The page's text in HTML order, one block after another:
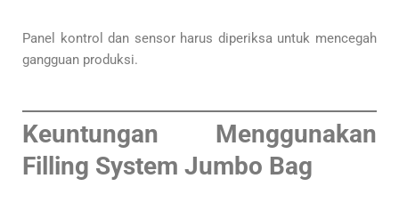
Panel kontrol dan sensor harus diperiksa untuk mencegah
gangguan produksi.
Keuntungan Menggunakan
Filling System Jumbo Bag